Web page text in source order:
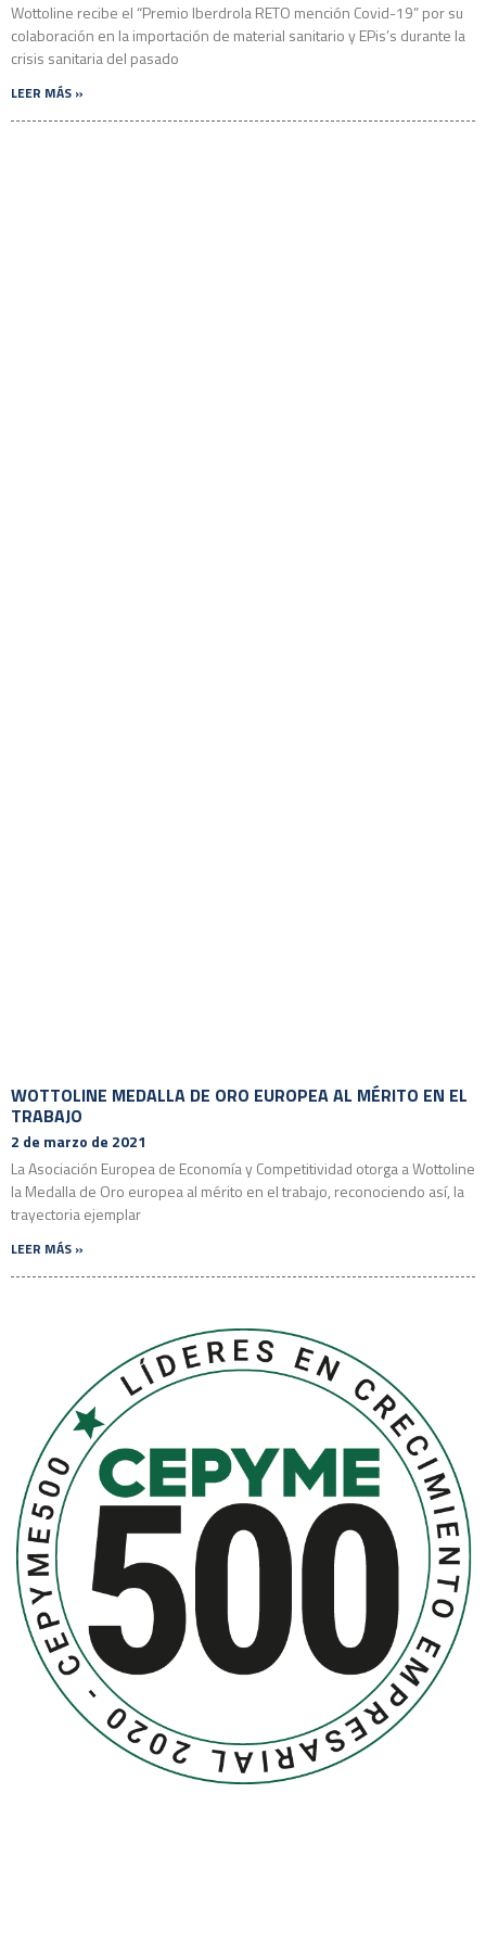
Wottoline recibe el “Premio Iberdrola RETO mención Covid-19” por su
colaboración en la importación de material sanitario y EPis’s durante la
crisis sanitaria del pasado
LEER MÁS »
WOTTOLINE MEDALLA DE ORO EUROPEA AL MÉRITO EN EL
TRABAJO
2 de marzo de 2021
La Asociación Europea de Economía y Competitividad otorga a Wottoline
la Medalla de Oro europea al mérito en el trabajo, reconociendo así, la
trayectoria ejemplar
LEER MÁS »